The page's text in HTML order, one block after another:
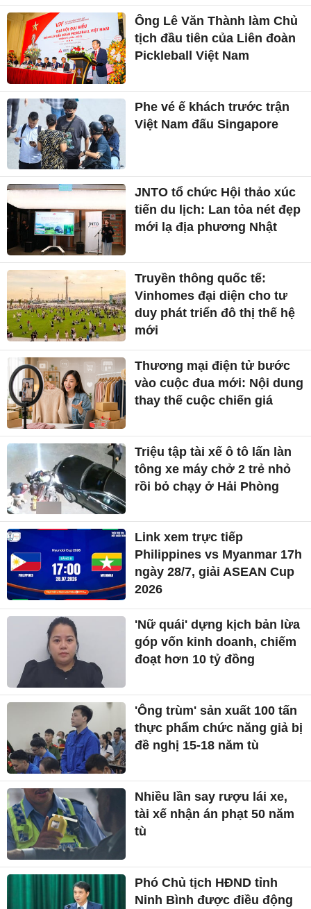
Ông Lê Văn Thành làm Chủ
tịch đầu tiên của Liên đoàn
Pickleball Việt Nam
Phe vé ế khách trước trận
Việt Nam đấu Singapore
JNTO tổ chức Hội thảo xúc
tiến du lịch: Lan tỏa nét đẹp
mới lạ địa phương Nhật
Truyền thông quốc tế:
Vinhomes đại diện cho tư
duy phát triển đô thị thế hệ
mới
Thương mại điện tử bước
vào cuộc đua mới: Nội dung
thay thế cuộc chiến giá
Triệu tập tài xế ô tô lấn làn
tông xe máy chở 2 trẻ nhỏ
rồi bỏ chạy ở Hải Phòng
Link xem trực tiếp
Philippines vs Myanmar 17h
ngày 28/7, giải ASEAN Cup
2026
'Nữ quái' dựng kịch bản lừa
góp vốn kinh doanh, chiếm
đoạt hơn 10 tỷ đồng
'Ông trùm' sản xuất 100 tấn
thực phẩm chức năng giả bị
đề nghị 15-18 năm tù
Nhiều lần say rượu lái xe,
tài xế nhận án phạt 50 năm
tù
Phó Chủ tịch HĐND tỉnh
Ninh Bình được điều động